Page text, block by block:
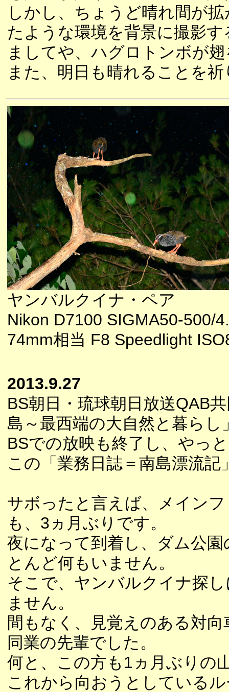
しかし、ちょうど晴れ間が
たような環境を背景に撮影
ましてや、ハグロトンボが
また、明日も晴れることを
ヤンバルクイナ・ペア
Nikon D7100 SIGMA50-500/
74mm相当 F8 Speedlight
2013.9.27
BS朝日・琉球朝日放送QAB
島～最西端の大自然と暮らし
BSでの放映も終了し、やっ
この「業務日誌＝南島漂流
サボったと言えば、メイン
も、3ヵ月ぶりです。
夜になって到着し、ダム公
とんど何もいません。
そこで、ヤンバルクイナ探
ません。
間もなく、見覚えのある対
同業の先輩でした。
何と、この方も1ヵ月ぶりの
これから向おうとしている